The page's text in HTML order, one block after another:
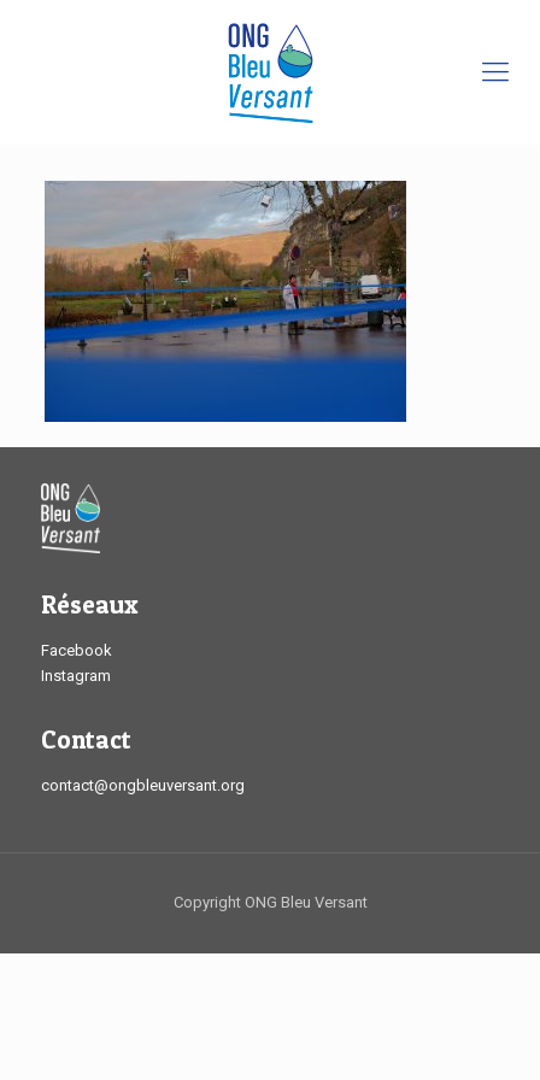
Réseaux
Facebook
Instagram
Contact
contact@ongbleuversant.org
Copyright ONG Bleu Versant